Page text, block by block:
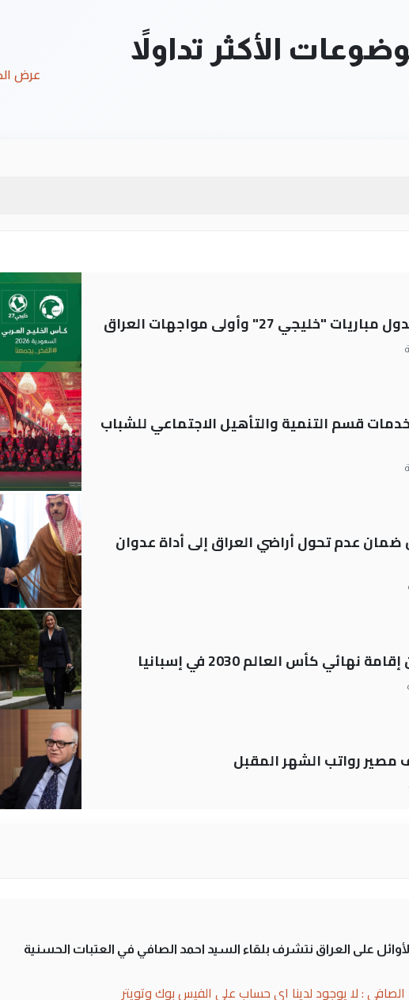
الأكثر تداولاً
عرض
27" وأولى مواجهات العراق
خدمات قسم التنمية والتأهيل الاجتماعي للشباب
ضمان عدم تحول أراضي العراق إلى أداة عدوان
كأس العالم 2030 في إسبانيا
رواتب الشهر المقبل
على العراق نتشرف بلقاء السيد احمد الصافي في العتبات الحسنية
: لا يوجود لدينا اي حساب على الفيس بوك وتويتر